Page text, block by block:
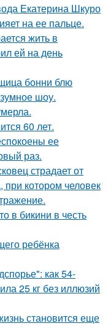
Екатерина Шкуро
на ее пальце.
жить в
ей на день
бонни блю
шоу.
60 лет.
ее
раз.
страдает от
котором человек
в бикини в честь
ребёнка
как 54-
25 кг без иллюзий
становится еще